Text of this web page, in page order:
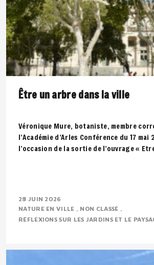
Être un arbre dans la ville
Véronique Mure, botaniste, membre
l’Académie d’Arles Conférence du 17 mai
l’occasion de la sortie de l’ouvrage «
28 JUIN 2026
NATURE EN VILLE
NON CLASSÉ
RÉFLEXIONS SUR LES JARDINS ET LE